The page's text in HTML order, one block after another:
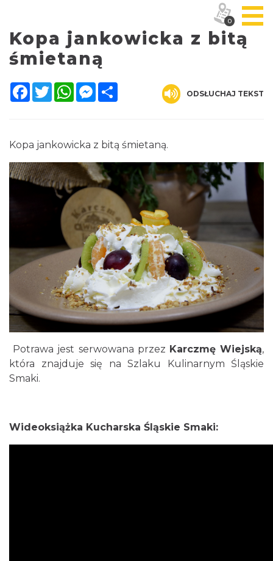
Kopa jankowicka z bitą
śmietaną
Facebook
TwitterWhatsAppMessenger
ODSŁUCHAJ TEKST
Kopa jankowicka z bitą śmietaną.
Potrawa jest serwowana przez Karczmę Wiejską,
która znajduje się na Szlaku Kulinarnym Śląskie
Smaki.
Wideoksiążka Kucharska Śląskie Smaki:
0